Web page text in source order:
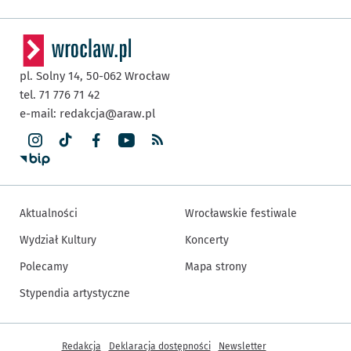
pl. Solny 14, 50-062 Wrocław
tel. 71 776 71 42
e-mail: redakcja@araw.pl
Aktualności
Wydział Kultury
Polecamy
Stypendia artystyczne
Wrocławskie festiwale
Koncerty
Mapa strony
Inne informacje
Redakcja Deklaracja dostępności Newsletter